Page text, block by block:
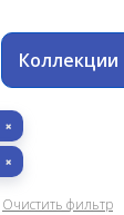
Коллекции
Очистить фильтр